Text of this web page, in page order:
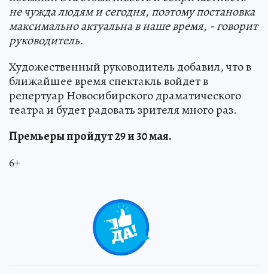
не чужда людям и сегодня, поэтому постановка
максимально актуальна в наше время, - говорит
руководитель.
Художественный руководитель добавил, что в
ближайшее время спектакль войдет в
репертуар Новосибирского драматического
театра и будет радовать зрителя много раз.
Премьеры пройдут 29 и 30 мая.
6+